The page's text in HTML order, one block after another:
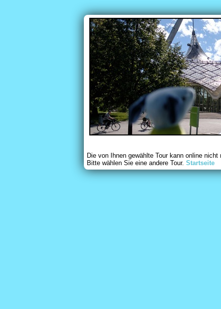
Die von Ihnen gewählte Tour kann online nicht
Bitte wählen Sie eine andere Tour. Startseite